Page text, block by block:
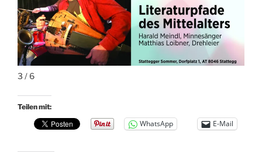
3 / 6
Teilen mit:
WhatsApp E-Mail